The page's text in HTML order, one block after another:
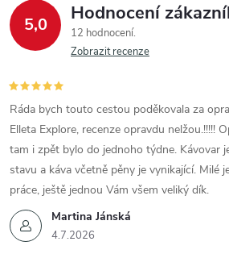
5,0 Hodnocení
12 hodnocení
Zobrazit recenze
Martina Jánská
4.7.2026
Ráda bych touto cestou poděkovala za
Elleta Explore, recenze opravdu nelžou.!!!!!
tam i zpět bylo do jednoho týdne. Kávovar
stavu a káva včetně pěny je vynikající. Milé
práce, ještě jednou Vám všem veliký dík.